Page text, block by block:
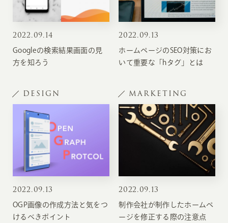
2022.09.14
Googleの検索結果画面の見
方を知ろう
2022.09.13
ホームページのSEO対策にお
いて重要な「hタグ」とは
DESIGN
2022.09.13
OGP画像の作成方法と気をつ
けるべきポイント
MARKETING
2022.09.13
制作会社が制作したホームペ
ージを修正する際の注意点